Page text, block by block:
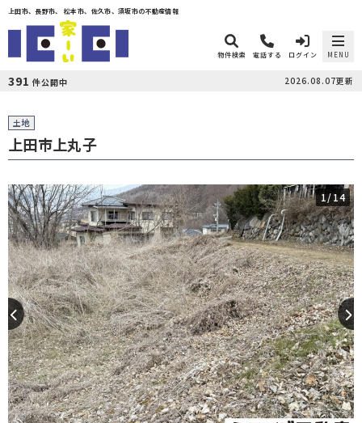
上田市、長野市、 松本市、佐久市、須坂市の不動産情報
物件検索 電話する ログイン MENU
391 件公開中 2026.08.07更新
土地
上田市上丸子
1/14